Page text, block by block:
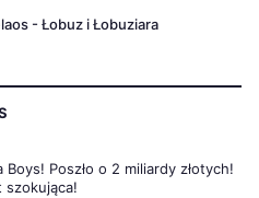
- Łobuz i Łobuziara
Poszło o 2 miliardy złotych!
szokująca!